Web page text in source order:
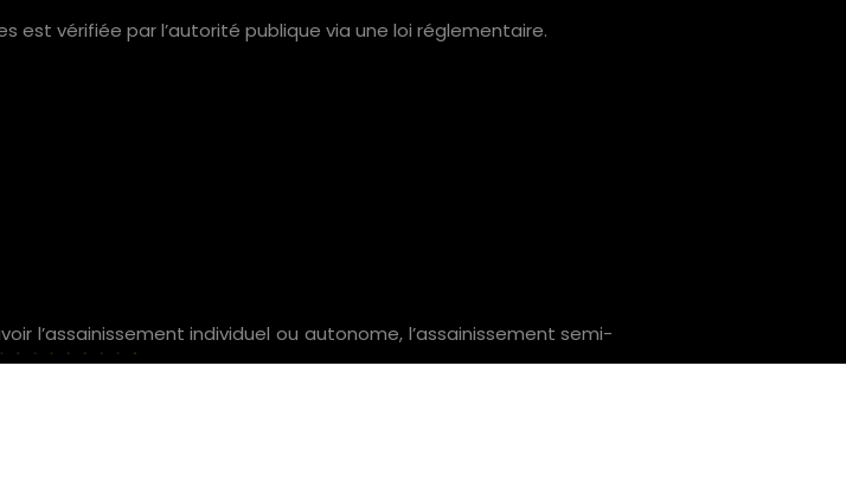
est vérifiée par l’autorité publique via une loi réglementaire.
l’assainissement individuel ou autonome, l’assainissement semi-